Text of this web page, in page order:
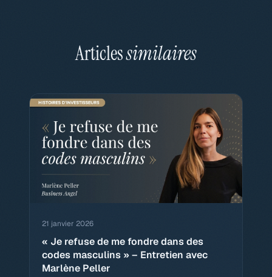
Articlessimilaires
21 janvier 2026
« Je refuse de me fondre dans des
codes masculins » – Entretien avec
Marlène Peller